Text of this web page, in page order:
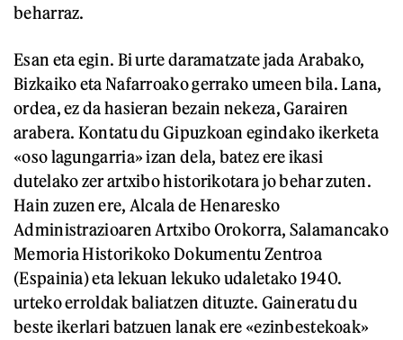
beharraz.
Esan eta egin. Bi urte daramatzate jada Arabako,
Bizkaiko eta Nafarroako gerrako umeen bila. Lana,
ordea, ez da hasieran bezain nekeza, Garairen
arabera. Kontatu du Gipuzkoan egindako ikerketa
«oso lagungarria» izan dela, batez ere ikasi
dutelako zer artxibo historikotara jo behar zuten.
Hain zuzen ere, Alcala de Henaresko
Administrazioaren Artxibo Orokorra, Salamancako
Memoria Historikoko Dokumentu Zentroa
(Espainia) eta lekuan lekuko udaletako 1940.
urteko erroldak baliatzen dituzte. Gaineratu du
beste ikerlari batzuen lanak ere «ezinbestekoak»